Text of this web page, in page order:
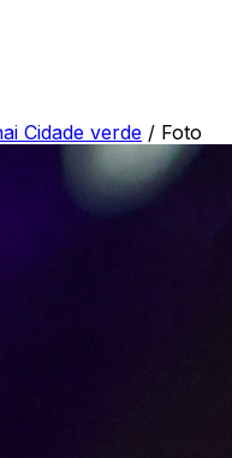
Cidade verde / Foto